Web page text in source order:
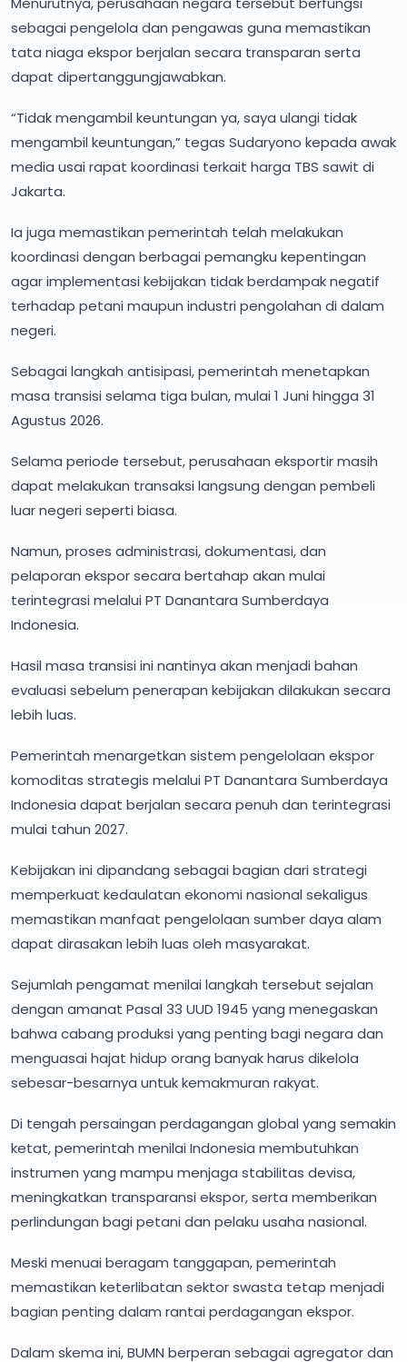
sebagai pengelola dan pengawas guna memastikan
tata niaga ekspor berjalan secara transparan serta
dapat dipertanggungjawabkan.
“Tidak mengambil keuntungan ya, saya ulangi tidak
mengambil keuntungan,” tegas Sudaryono kepada awak
media usai rapat koordinasi terkait harga TBS sawit di
Jakarta.
Ia juga memastikan pemerintah telah melakukan
koordinasi dengan berbagai pemangku kepentingan
agar implementasi kebijakan tidak berdampak negatif
terhadap petani maupun industri pengolahan di dalam
negeri.
Sebagai langkah antisipasi, pemerintah menetapkan
masa transisi selama tiga bulan, mulai 1 Juni hingga 31
Agustus 2026.
Selama periode tersebut, perusahaan eksportir masih
dapat melakukan transaksi langsung dengan pembeli
luar negeri seperti biasa.
Namun, proses administrasi, dokumentasi, dan
pelaporan ekspor secara bertahap akan mulai
terintegrasi melalui PT Danantara Sumberdaya
Indonesia.
Hasil masa transisi ini nantinya akan menjadi bahan
evaluasi sebelum penerapan kebijakan dilakukan secara
lebih luas.
Pemerintah menargetkan sistem pengelolaan ekspor
komoditas strategis melalui PT Danantara Sumberdaya
Indonesia dapat berjalan secara penuh dan terintegrasi
mulai tahun 2027.
Kebijakan ini dipandang sebagai bagian dari strategi
memperkuat kedaulatan ekonomi nasional sekaligus
memastikan manfaat pengelolaan sumber daya alam
dapat dirasakan lebih luas oleh masyarakat.
Sejumlah pengamat menilai langkah tersebut sejalan
dengan amanat Pasal 33 UUD 1945 yang menegaskan
bahwa cabang produksi yang penting bagi negara dan
menguasai hajat hidup orang banyak harus dikelola
sebesar-besarnya untuk kemakmuran rakyat.
Di tengah persaingan perdagangan global yang semakin
ketat, pemerintah menilai Indonesia membutuhkan
instrumen yang mampu menjaga stabilitas devisa,
meningkatkan transparansi ekspor, serta memberikan
perlindungan bagi petani dan pelaku usaha nasional.
Meski menuai beragam tanggapan, pemerintah
memastikan keterlibatan sektor swasta tetap menjadi
bagian penting dalam rantai perdagangan ekspor.
Dalam skema ini, BUMN berperan sebagai agregator dan